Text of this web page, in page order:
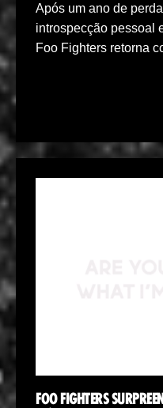
Após um ano de
introspecção pessoal
Foo Fighters retorna
FOO FIGHTERS